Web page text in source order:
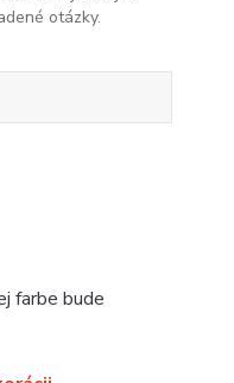
otázky.
farbe bude